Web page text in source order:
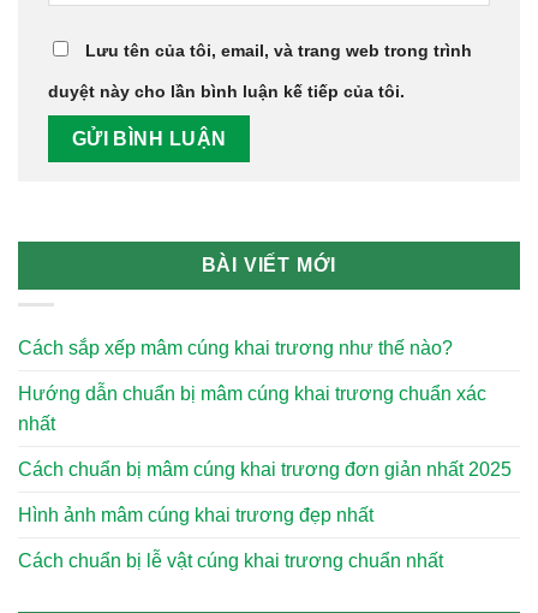
Lưu tên của tôi, email, và trang web trong trình
duyệt này cho lần bình luận kế tiếp của tôi.
BÀI VIẾT MỚI
Cách sắp xếp mâm cúng khai trương như thế nào?
Hướng dẫn chuẩn bị mâm cúng khai trương chuẩn xác
nhất
Cách chuẩn bị mâm cúng khai trương đơn giản nhất 2025
Hình ảnh mâm cúng khai trương đẹp nhất
Cách chuẩn bị lễ vật cúng khai trương chuẩn nhất